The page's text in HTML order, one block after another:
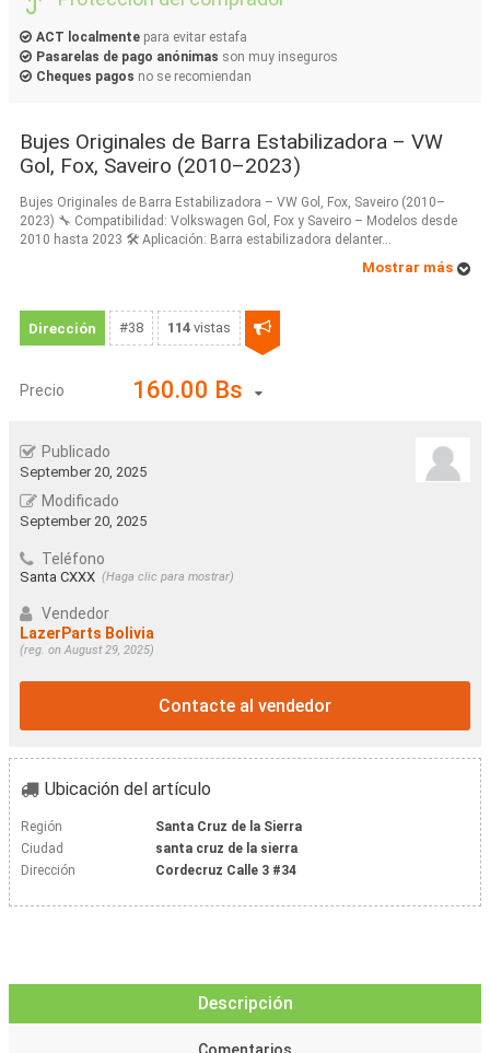
ACT localmente para evitar estafa
Pasarelas de pago anónimas son muy inseguros
Cheques pagos no se recomiendan
Bujes Originales de Barra Estabilizadora – VW
Gol, Fox, Saveiro (2010–2023)
Bujes Originales de Barra Estabilizadora – VW Gol, Fox, Saveiro (2010–
2023) 🔧 Compatibilidad: Volkswagen Gol, Fox y Saveiro – Modelos desde
2010 hasta 2023 🛠️ Aplicación: Barra estabilizadora delanter...
Mostrar más
Dirección #38 114 vistas
Precio 160.00 Bs
Publicado
September 20, 2025
Modificado
September 20, 2025
Teléfono
Santa CXXX (Haga clic para mostrar)
Vendedor
LazerParts Bolivia
(reg. on August 29, 2025)
Contacte al vendedor
Ubicación del artículo
Región
Santa Cruz de la Sierra
Ciudad
santa cruz de la sierra
Dirección
Cordecruz Calle 3 #34
Descripción